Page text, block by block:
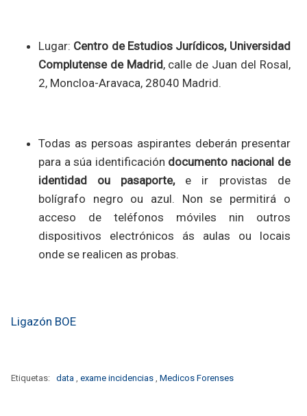
Lugar: Centro de Estudios Jurídicos, Universidad
Complutense de Madrid, calle de Juan del Rosal,
2, Moncloa-Aravaca, 28040 Madrid.
Todas as persoas aspirantes deberán presentar
para a súa identificación documento nacional de
identidad ou pasaporte,e ir provistas de
bolígrafo negro ou azul. Non se permitirá o
acceso de teléfonos móviles nin outros
dispositivos electrónicos ás aulas ou locais
onde se realicen as probas.
Ligazón BOE
Etiquetas: data exame incidencias Medicos Forenses